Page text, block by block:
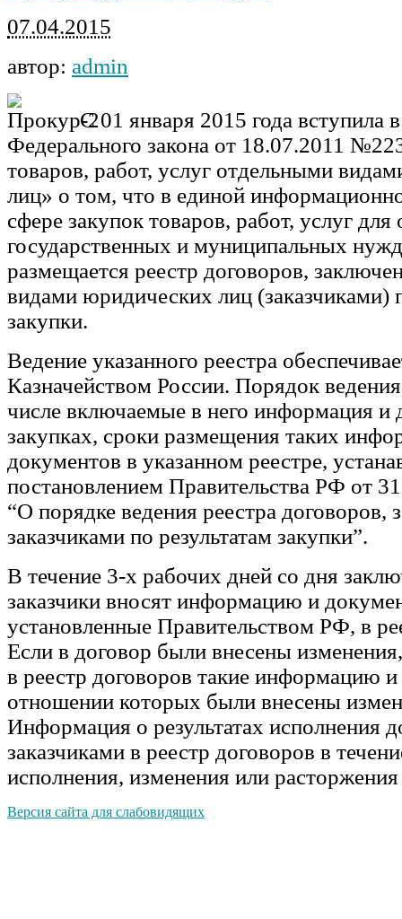
07.04.2015
автор: admin
С 01 января 2015 года вступила
Федерального закона от 18.07.2011
товаров, работ, услуг отдельными
лиц» о том, что в единой
сфере закупок товаров, работ, услуг для
государственных и муниципальных
размещается реестр договоров,
видами юридических лиц (заказчиками)
закупки.
Ведение указанного реестра
Казначейством России. Порядок
числе включаемые в него информация и
закупках, сроки размещения таких
документов в указанном реестре,
постановлением Правительства РФ от
“О порядке ведения реестра договоров,
заказчиками по результатам закупки”.
В течение 3-х рабочих дней со дня
заказчики вносят информацию и
установленные Правительством РФ, в
Если в договор были внесены
в реестр договоров такие информацию
отношении которых были внесены
Информация о результатах исполнения
заказчиками в реестр договоров в
исполнения, изменения или
Версия сайта для слабовидящих